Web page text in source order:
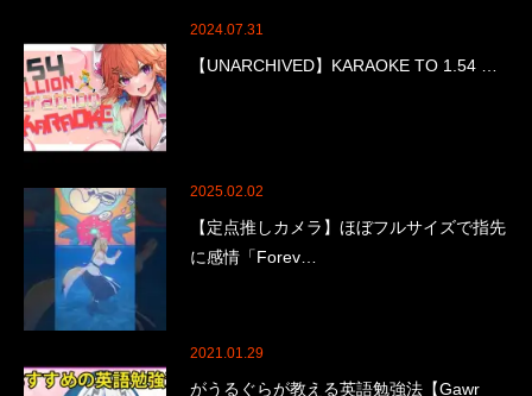
2024.07.31
【UNARCHIVED】KARAOKE TO 1.54 …
2025.02.02
【定点推しカメラ】ほぼフルサイズで指先
に感情「Forev…
2021.01.29
がうるぐらが教える英語勉強法【Gawr